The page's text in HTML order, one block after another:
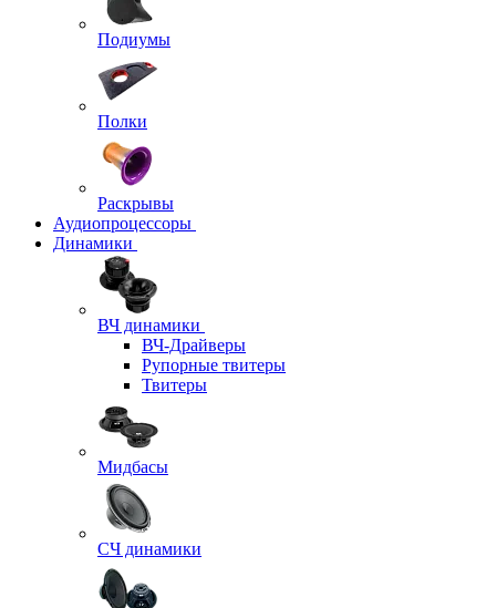
Подиумы
Полки
Раскрывы
Аудиопроцессоры
Динамики
ВЧ динамики
ВЧ-Драйверы
Рупорные твитеры
Твитеры
Мидбасы
СЧ динамики